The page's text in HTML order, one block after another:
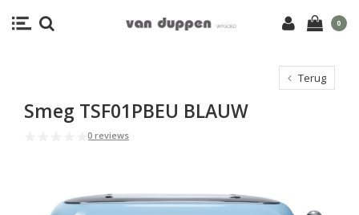
0
Terug
Smeg TSF01PBEU BLAUW
0 reviews